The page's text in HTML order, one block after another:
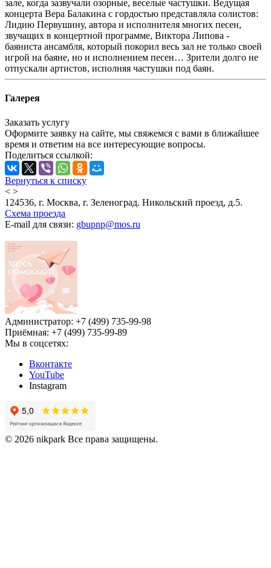
зале, когда зазвучали озорные, веселые частушки. Ведущая
концерта Вера Балакина с гордостью представляла солистов:
Лидию Первушину, автора и исполнителя многих песен,
звучащих в концертной программе, Виктора Липова -
баяниста ансамбля, который покорил весь зал не только своей
игрой на баяне, но и исполнением песен… Зрители долго не
отпускали артистов, исполняя частушки под баян.
Галерея
Заказать услугу
Оформите заявку на сайте, мы свяжемся с вами в ближайшее
время и ответим на все интересующие вопросы.
Поделиться ссылкой:
Вернуться к списку
< >
124536, г. Москва, г. Зеленоград. Никольский проезд, д.5.
Схема проезда
E-mail для связи: gbupnp@mos.ru
Администратор: +7 (499) 735-99-98
Приёмная: +7 (499) 735-99-89
Мы в соцсетях:
Вконтакте
YouTube
Instagram
© 2026 nikpark Все права защищены.